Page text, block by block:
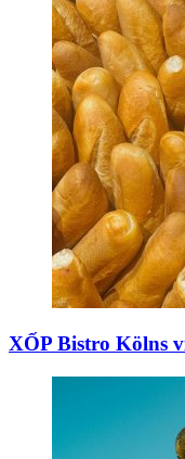
XỐP Bistro Kölns